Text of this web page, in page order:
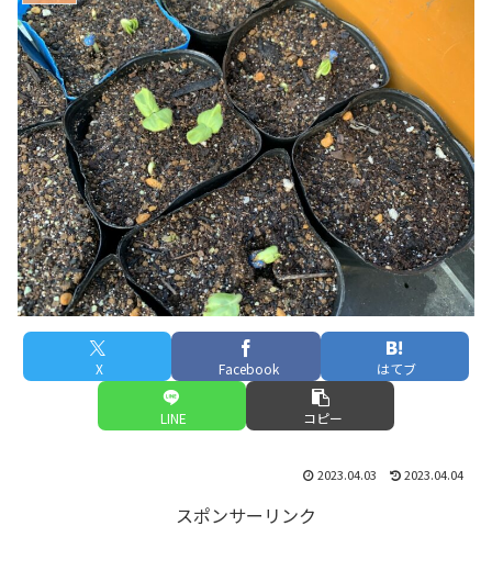
X Facebook はてブ
LINE コピー
2023.04.03 2023.04.04
スポンサーリンク